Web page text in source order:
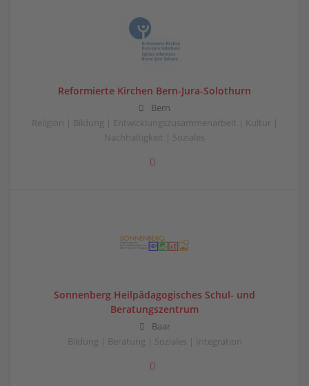
Reformierte Kirchen Bern-Jura-Solothurn
Bern
Religion | Bildung | Entwicklungszusammenarbeit | Kultur |
Nachhaltigkeit | Soziales
Sonnenberg Heilpädagogisches Schul- und
Beratungszentrum
Baar
Bildung | Beratung | Soziales | Integration